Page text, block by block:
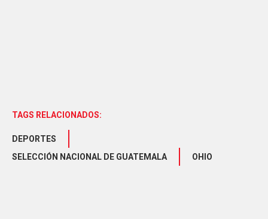
TAGS RELACIONADOS:
DEPORTES
SELECCIÓN NACIONAL DE GUATEMALA
OHIO